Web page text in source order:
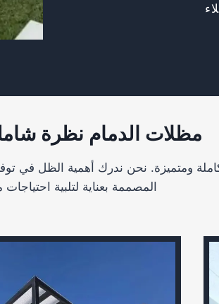
مظلات الدمام نظرة
ومتميزة. نحن ندرك أهمية الظل في
المصممة بعناية لتلبية